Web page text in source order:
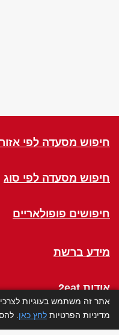
חיפוש מסעדה לפי אזור
חיפוש מסעדה לפי סוג
חיפושים פופולאריים
מידע ברשת
אודות 2eat
אתר זה משתמש בעוגיות
מדיניות הפרטיות לחץ כאן .